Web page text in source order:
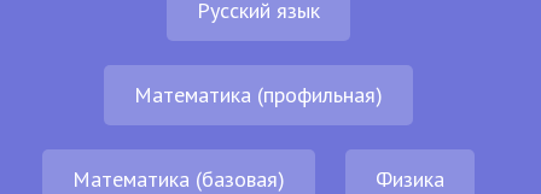
Русский язык
Математика (профильная)
Математика (базовая) Физика